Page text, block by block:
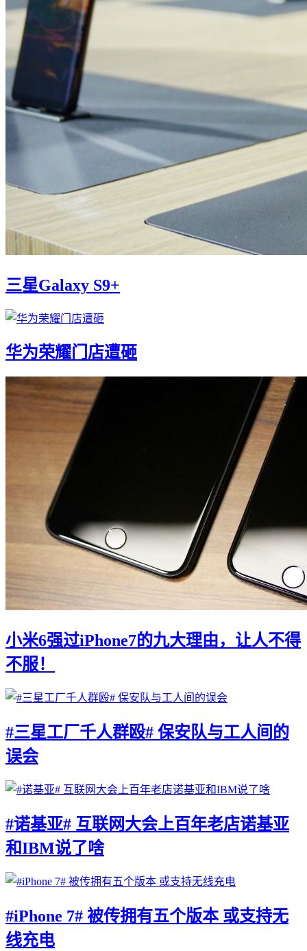
三星Galaxy S9+
华为荣耀门店遭砸
小米6强过iPhone7的九大理由，让人不得
不服！
#三星工厂千人群殴# 保安队与工人间的
误会
#诺基亚# 互联网大会上百年老店诺基亚
和IBM说了啥
#iPhone 7# 被传拥有五个版本 或支持无
线充电